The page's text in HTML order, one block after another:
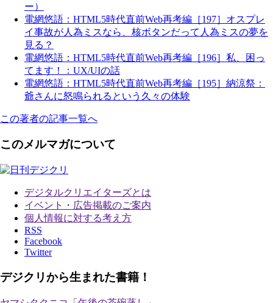
ー）
電網悠語：HTML5時代直前Web再考編［197］オスプレ
イ事故が人為ミスなら、核ボタンだって人為ミスの夢を
見る？
電網悠語：HTML5時代直前Web再考編［196］私、困っ
てます！：UX/UIの話
電網悠語：HTML5時代直前Web再考編［195］納涼祭：
爺さんに怒鳴られるという久々の体験
この著者の記事一覧へ
このメルマガについて
デジタルクリエイターズとは
イベント・広告掲載のご案内
個人情報に対する考え方
RSS
Facebook
Twitter
デジクリから生まれた書籍！